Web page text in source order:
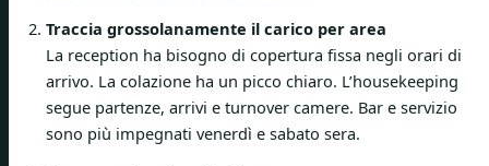
Traccia grossolanamente il carico per area
La reception ha bisogno di copertura fissa negli orari di
arrivo. La colazione ha un picco chiaro. L’housekeeping
segue partenze, arrivi e turnover camere. Bar e servizio
sono più impegnati venerdì e sabato sera.